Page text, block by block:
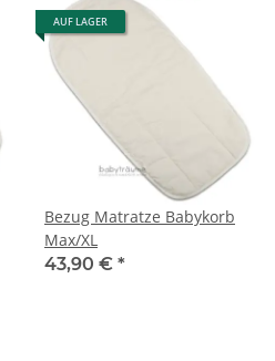
AUF LAGER
Bezug Matratze Babykorb
Max/XL
43,90 € *